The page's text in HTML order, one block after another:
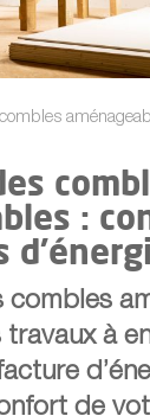
:
combles
à
de